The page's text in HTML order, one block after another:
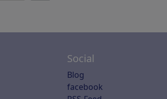
Social
Blog
facebook